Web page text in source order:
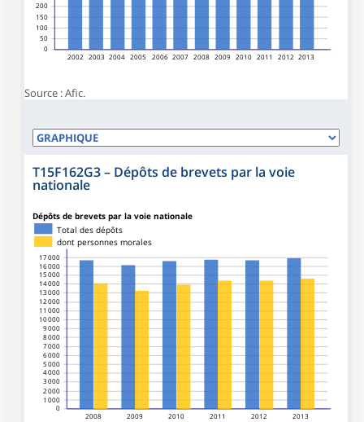
0
50
100
150
200
2002 2003 2004 2005 2006 2007 2008 2009 2010 2011 2012 2013
Source : Afic.
T15F162G3– Dépôts de brevets par la voie
nationale
Dépôts de brevets par la voie nationale
0
1 000
2 000
3 000
4 000
5 000
6 000
7 000
8 000
9 000
10 000
11 000
12 000
13 000
14 000
15 000
16 000
17 000
2008 2009 2010 2011 2012 2013
Total des dépôts
dont personnes morales